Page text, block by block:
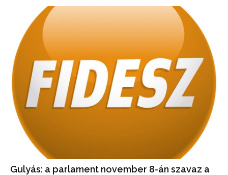
Gulyás: a parlament november 8-án szavaz a